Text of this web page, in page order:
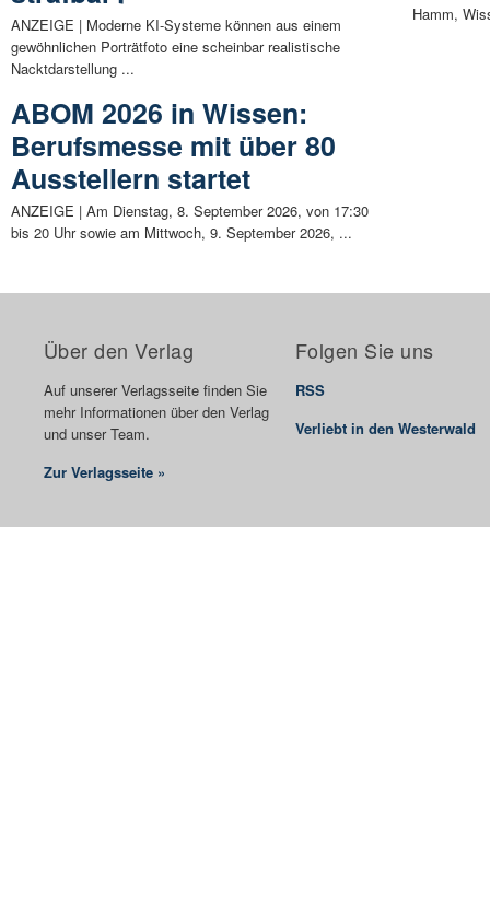
ANZEIGE | Moderne KI-Systeme können aus einem
gewöhnlichen Porträtfoto eine scheinbar realistische
Nacktdarstellung ...
ABOM 2026 in Wissen:
Berufsmesse mit über 80
Ausstellern startet
ANZEIGE | Am Dienstag, 8. September 2026, von 17:30
bis 20 Uhr sowie am Mittwoch, 9. September 2026, ...
Hamm,
Über den Verlag
Auf unserer Verlagsseite finden Sie
mehr Informationen über den Verlag
und unser Team.
Zur Verlagsseite »
Folgen Sie uns
RSS
Verliebt in den Westerwald